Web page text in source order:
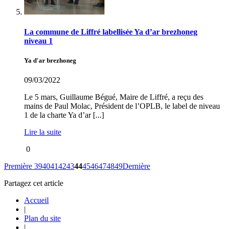
La commune de Liffré labellisée Ya d’ar brezhoneg
niveau 1
Ya d'ar brezhoneg
09/03/2022
Le 5 mars, Guillaume Bégué, Maire de Liffré, a reçu des
mains de Paul Molac, Président de l’OPLB, le label de niveau
1 de la charte Ya d’ar [...]
Lire la suite
0
Première 3940414243444546474849Dernière
Partagez cet article
Accueil
|
Plan du site
|